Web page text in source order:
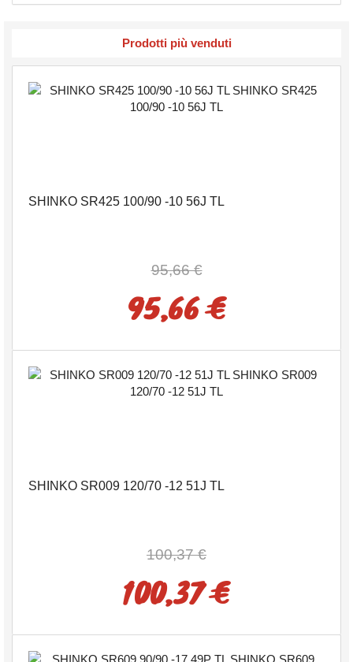
Prodotti più venduti
SHINKO SR425 100/90 -10 56J TL
95,66 €
95,66 €
SHINKO SR009 120/70 -12 51J TL
100,37 €
100,37 €